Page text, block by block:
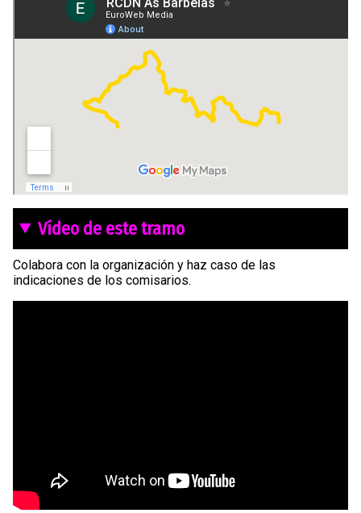
Vídeo de este tramo
Colabora con la organización y haz caso de las
indicaciones de los comisarios.